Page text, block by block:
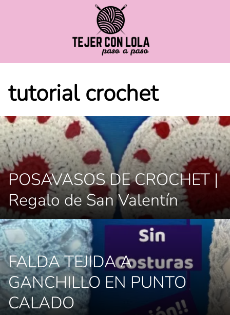
tutorial crochet
POSAVASOS DE CROCHET |
Regalo de San Valentín
FALDA TEJIDA A
GANCHILLO EN PUNTO
CALADO